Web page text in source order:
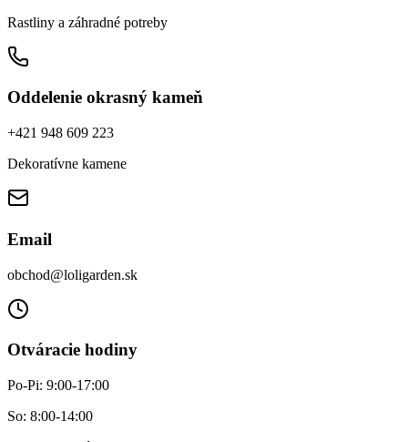
Rastliny a záhradné potreby
Oddelenie okrasný kameň
+421 948 609 223
Dekoratívne kamene
Email
obchod@loligarden.sk
Otváracie hodiny
Po-Pi: 9:00-17:00
So: 8:00-14:00